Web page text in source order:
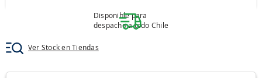
Disponible para
despacho a todo Chile
Ver Stock en Tiendas